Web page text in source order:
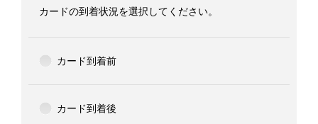
カードの到着状況を選択してください。
カード到着前
カード到着後